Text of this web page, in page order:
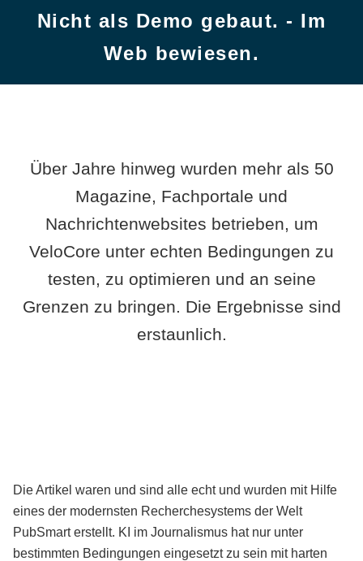
Nicht als Demo gebaut. - Im
Web bewiesen.
Über Jahre hinweg wurden mehr als 50
Magazine, Fachportale und
Nachrichtenwebsites betrieben, um
VeloCore unter echten Bedingungen zu
testen, zu optimieren und an seine
Grenzen zu bringen. Die Ergebnisse sind
erstaunlich.
Die Artikel waren und sind alle echt und wurden mit Hilfe
eines der modernsten Recherchesystems der Welt
PubSmart erstellt. KI im Journalismus hat nur unter
bestimmten Bedingungen eingesetzt zu sein mit harten